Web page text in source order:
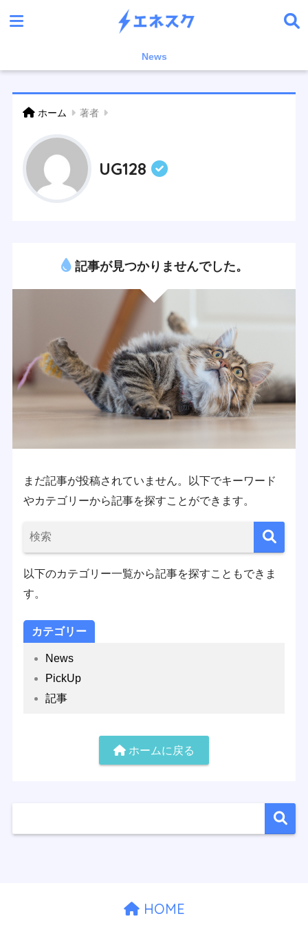
News
ホーム 著者
UG128
記事が見つかりませんでした。
まだ記事が投稿されていません。以下でキーワード
やカテゴリーから記事を探すことができます。
以下のカテゴリー一覧から記事を探すこともできま
す。
カテゴリー
News
PickUp
記事
ホームに戻る
HOME